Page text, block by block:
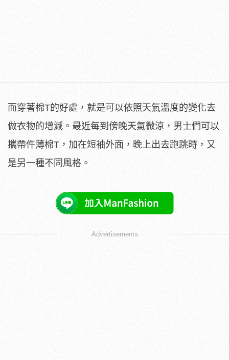
而穿著棉T的好處，就是可以依照天氣溫度的變化去
做衣物的增減。最近每到傍晚天氣微涼，男士們可以
攜帶件薄棉T，加在短袖外面，晚上出去跑跳時，又
是另一種不同風格。
Advertisements